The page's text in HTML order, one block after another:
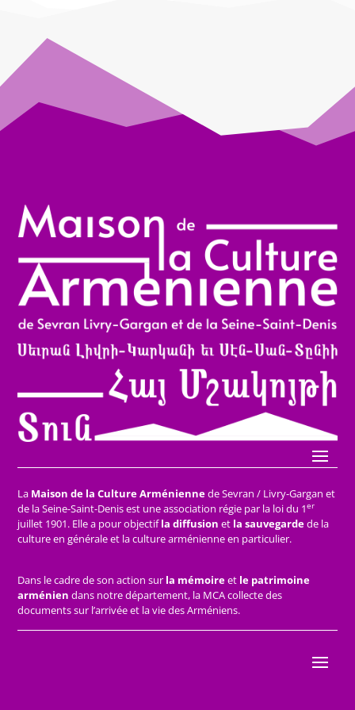
La Maison de la Culture Arméniennede Sevran / Livry-Gargan et
de la Seine-Saint-Denis est une association régie par la loi du 1er
juillet 1901. Elle a pour objectifla diffusion et la sauvegardede la
culture en générale et la culture arménienne en particulier.
Dans le cadre de son action sur la mémoireet le patrimoine
arménien dans notre département, la MCA collecte des
documents sur l’arrivée et la vie des Arméniens.